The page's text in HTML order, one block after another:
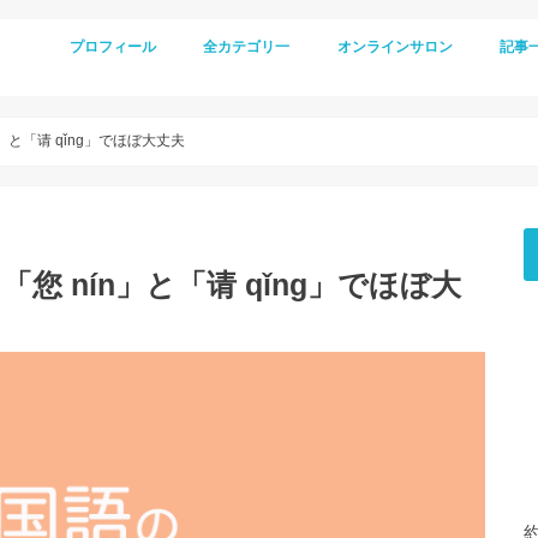
プロフィール 全カテゴリ一 オンラインサロン 記事
と「请 qǐng」でほぼ大丈夫
您 nín」と「请 qǐng」でほぼ大